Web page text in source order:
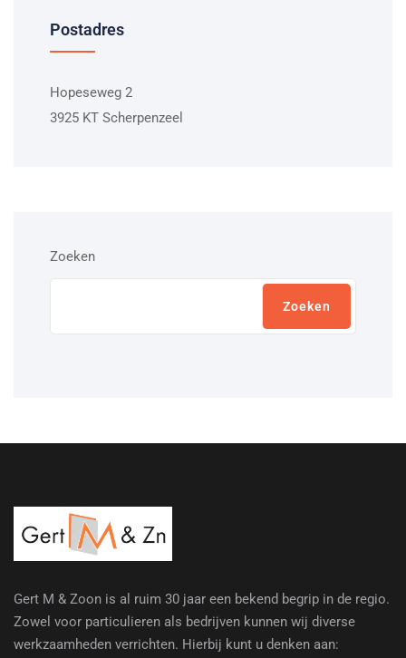
Postadres
Hopeseweg 2
3925 KT Scherpenzeel
Zoeken
Zoeken
Gert M & Zoon is al ruim 30 jaar een bekend begrip in de regio.
Zowel voor particulieren als bedrijven kunnen wij diverse
werkzaamheden verrichten. Hierbij kunt u denken aan: